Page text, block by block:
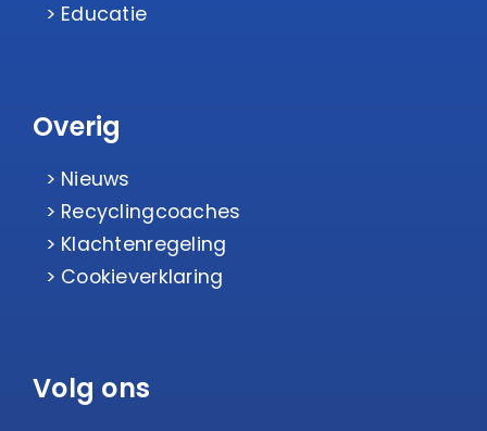
Educatie
Overig
Nieuws
Recyclingcoaches
Klachtenregeling
Cookieverklaring
Volg ons